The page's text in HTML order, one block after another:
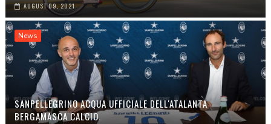
AUGUST 09, 2021
News
SANPELLEGRINO ACQUA UFFICIALE DELL'ATALANTA
BERGAMASCA CALCIO.